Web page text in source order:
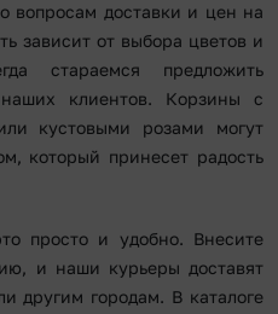
вопросам доставки и цен на
зависит от выбора цветов и
стараемся предложить
клиентов. Корзины с
кустовыми розами могут
который принесет радость
просто и удобно. Внесите
и наши курьеры доставят
другим городам. В каталоге